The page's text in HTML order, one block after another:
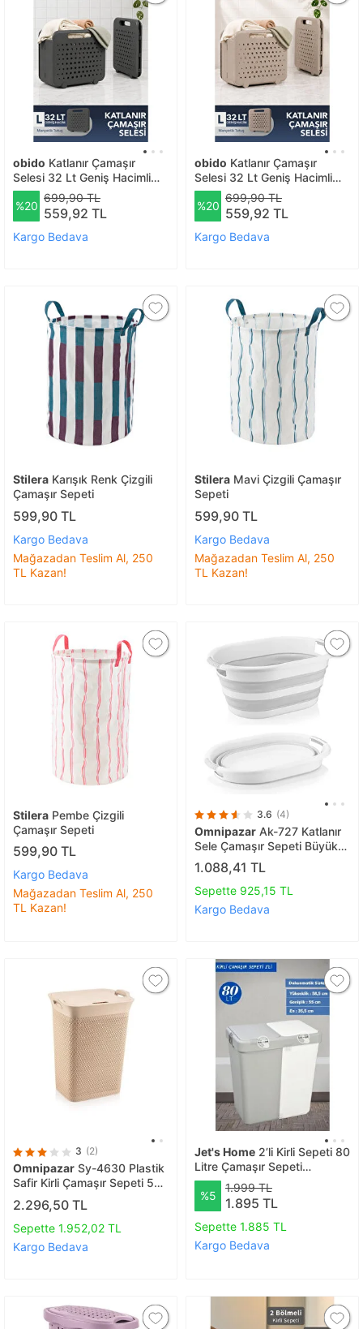
obido Katlanır Çamaşır
Selesi 32 Lt Geniş Hacimli
Portatif Çamaşır Sepeti
%20
699,90 TL
559,92 TL
Kargo Bedava
obido Katlanır Çamaşır
Selesi 32 Lt Geniş Hacimli
Portatif Çamaşır Sepeti
%20
699,90 TL
559,92 TL
Kargo Bedava
Stilera Karışık Renk Çizgili
Çamaşır Sepeti
599,90 TL
Kargo Bedava
Mağazadan Teslim Al, 250
TL Kazan!
Stilera Mavi Çizgili Çamaşır
Sepeti
599,90 TL
Kargo Bedava
Mağazadan Teslim Al, 250
TL Kazan!
Stilera Pembe Çizgili
Çamaşır Sepeti
599,90 TL
Kargo Bedava
Mağazadan Teslim Al, 250
TL Kazan!
3.6 (4)
Omnipazar Ak-727 Katlanır
Sele Çamaşır Sepeti Büyük
Boy Beyaz - Gri
1.088,41 TL
Sepette 925,15 TL
Kargo Bedava
3 (2)
Omnipazar Sy-4630 Plastik
Safir Kirli Çamaşır Sepeti 55
Lt Bej
2.296,50 TL
Sepette 1.952,02 TL
Kargo Bedava
Jet's Home 2’li Kirli Sepeti 80
Litre Çamaşır Sepeti
Dokunmatik Motek Kirli
Çamaşır Sepeti Gri-beyaz
%5
1.999 TL
1.895 TL
Sepette 1.885 TL
Kargo Bedava